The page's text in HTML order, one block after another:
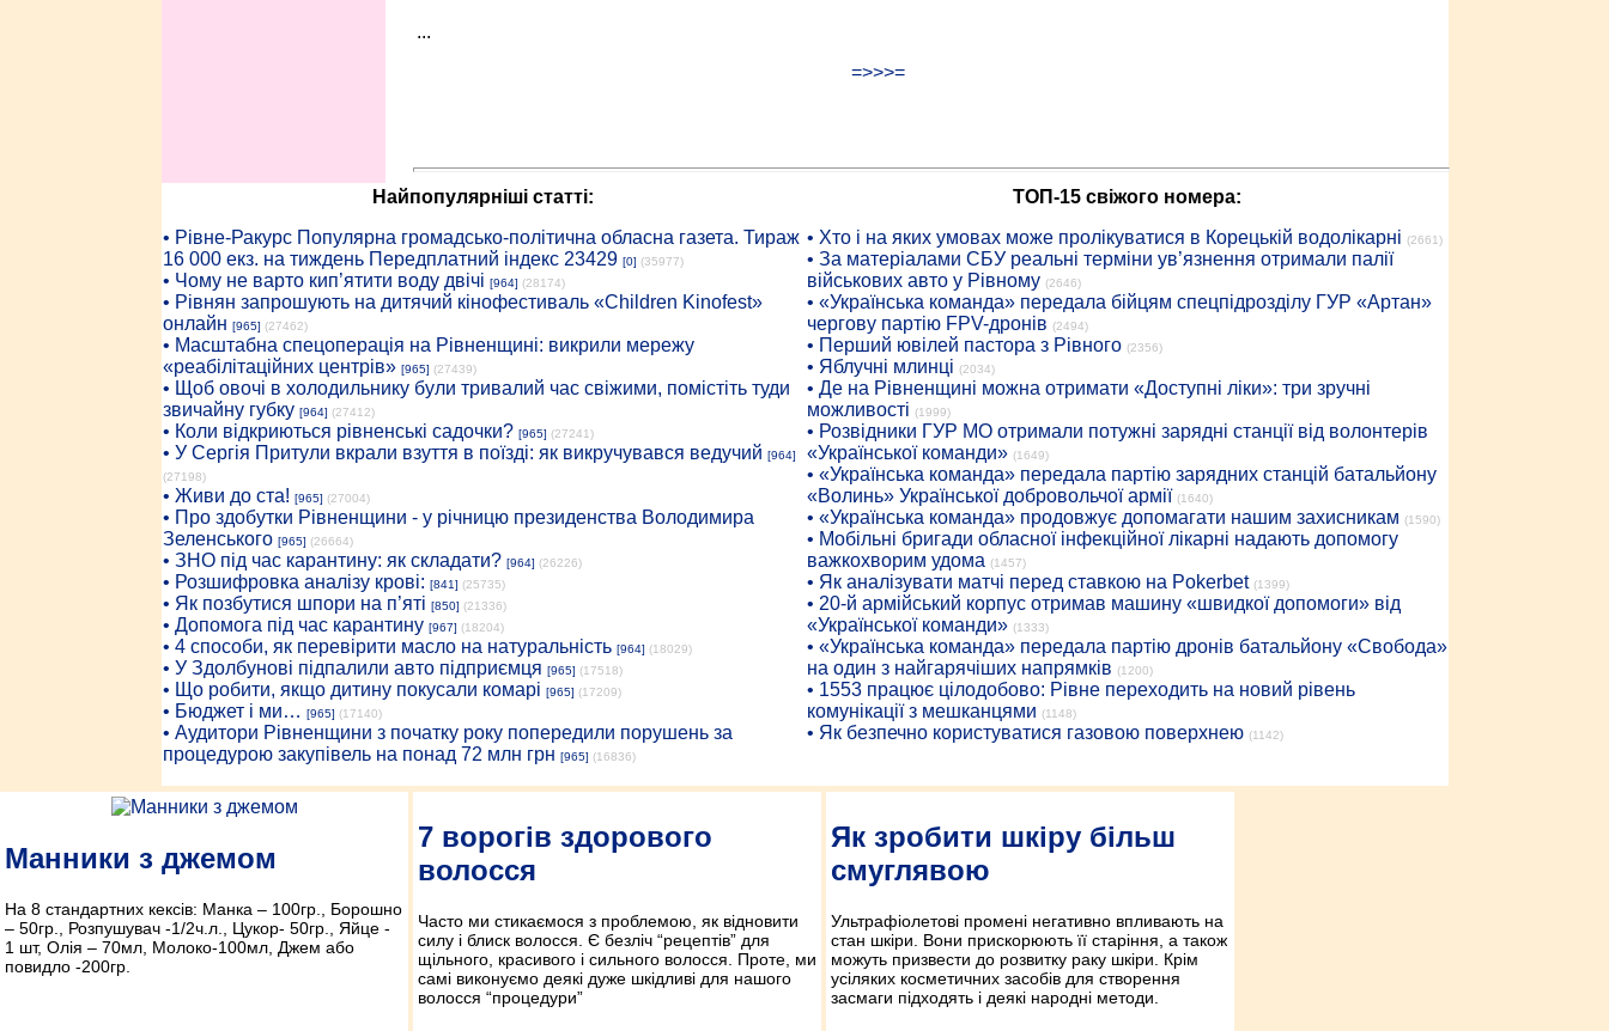
...
=>>>=
Найпопулярніші статті:
• Рiвне-Ракурс Популярна громадсько-політична обласна газета. Тираж
16 000 екз. на тиждень Передплатний індекс 23429 [0] (35977)
• Чому не варто кип’ятити воду двічі [964] (28174)
• Рівнян запрошують на дитячий кінофестиваль «Children Kinofest»
онлайн [965] (27462)
• Масштабна спецоперація на Рівненщині: викрили мережу
«реабілітаційних центрів» [965] (27439)
• Щоб овочі в холодильнику були тривалий час свіжими, помістіть туди
звичайну губку [964] (27412)
• Коли відкриються рівненські садочки? [965] (27241)
• У Сергія Притули вкрали взуття в поїзді: як викручувався ведучий [964]
(27198)
• Живи до ста! [965] (27004)
• Про здобутки Рівненщини - у річницю президенства Володимира
Зеленського [965] (26664)
• ЗНО під час карантину: як складати? [964] (26226)
• Розшифровка аналізу крові: [841] (25735)
• Як позбутися шпори на п’яті [850] (21336)
• Допомога під час карантину [967] (18204)
• 4 способи, як перевірити масло на натуральність [964] (18029)
• У Здолбунові підпалили авто підприємця [965] (17518)
• Що робити, якщо дитину покусали комарі [965] (17209)
• Бюджет і ми… [965] (17140)
• Аудитори Рівненщини з початку року попередили порушень за
процедурою закупівель на понад 72 млн грн [965] (16836)
ТОП-15 свіжого номера:
• Хто і на яких умовах може пролікуватися в Корецькій водолікарні (2661)
• За матеріалами СБУ реальні терміни ув’язнення отримали палії
військових авто у Рівному (2646)
• «Українська команда» передала бійцям спецпідрозділу ГУР «Артан»
чергову партію FPV-дронів (2494)
• Перший ювілей пастора з Рівного (2356)
• Яблучні млинці (2034)
• Де на Рівненщині можна отримати «Доступні ліки»: три зручні
можливості (1999)
• Розвідники ГУР МО отримали потужні зарядні станції від волонтерів
«Української команди» (1649)
• «Українська команда» передала партію зарядних станцій батальйону
«Волинь» Української добровольчої армії (1640)
• «Українська команда» продовжує допомагати нашим захисникам (1590)
• Мобільні бригади обласної інфекційної лікарні надають допомогу
важкохворим удома (1457)
• Як аналізувати матчі перед ставкою на Pokerbet (1399)
• 20-й армійський корпус отримав машину «швидкої допомоги» від
«Української команди» (1333)
• «Українська команда» передала партію дронів батальйону «Свобода»
на один з найгарячіших напрямків (1200)
• 1553 працює цілодобово: Рівне переходить на новий рівень
комунікації з мешканцями (1148)
• Як безпечно користуватися газовою поверхнею (1142)
Манники з джемом
На 8 стандартних кексів: Манка – 100гр., Борошно
– 50гр., Розпушувач -1/2ч.л., Цукор- 50гр., Яйце -
1 шт, Олія – 70мл, Молоко-100мл, Джем або
повидло -200гр.
7 ворогів здорового
волосся
Часто ми стикаємося з проблемою, як відновити
силу і блиск волосся. Є безліч “рецептів” для
щільного, красивого і сильного волосся. Проте, ми
самі виконуємо деякі дуже шкідливі для нашого
волосся “процедури”
Як зробити шкіру більш
смуглявою
Ультрафіолетові промені негативно впливають на
стан шкіри. Вони прискорюють її старіння, а також
можуть призвести до розвитку раку шкіри. Крім
усіляких косметичних засобів для створення
засмаги підходять і деякі народні методи.